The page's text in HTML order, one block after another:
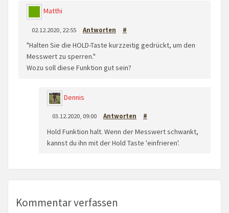
Matthi
02.12.2020, 22:55 Antworten #
"Halten Sie die HOLD-Taste kurzzeitig gedrückt, um den
Messwert zu sperren."
Wozu soll diese Funktion gut sein?
Dennis
03.12.2020, 09:00 Antworten #
Hold Funktion halt. Wenn der Messwert schwankt,
kannst du ihn mit der Hold Taste 'einfrieren'.
Kommentar verfassen